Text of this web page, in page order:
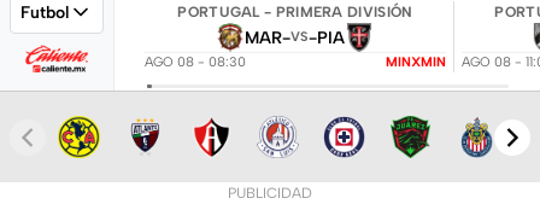
Futbol PORTUGAL - PRIMERA DIVISIÓN
MAR-VS-PIA
AGO 08 - 08:30 MINXMIN AGO 08 -
PUBLICIDAD